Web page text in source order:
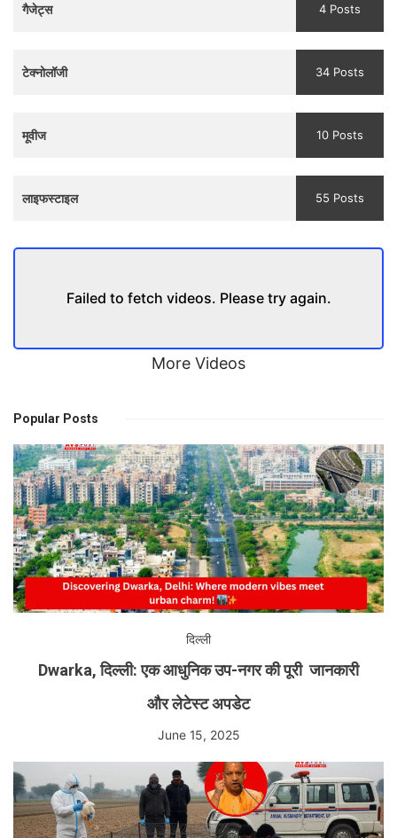
गैजेट्स 4 Posts
टेक्नोलॉजी 34 Posts
मूवीज 10 Posts
लाइफस्टाइल 55 Posts
Failed to fetch videos. Please try again.
More Videos
Popular Posts
दिल्ली
Dwarka, दिल्ली: एक आधुनिक उप-नगर की पूरी जानकारी
और लेटेस्ट अपडेट
June 15, 2025